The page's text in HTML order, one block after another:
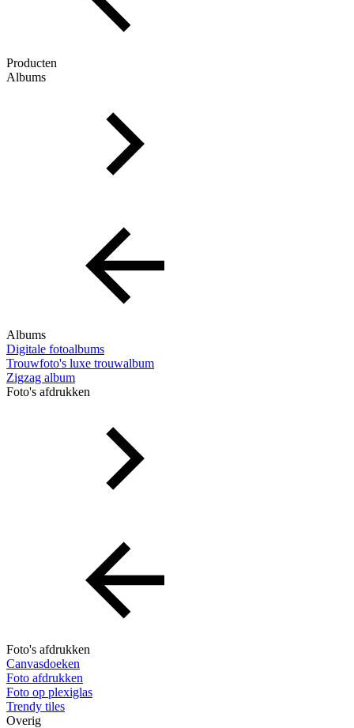
Producten
Albums
Albums
Digitale fotoalbums
Trouwfoto's luxe trouwalbum
Zigzag album
Foto's afdrukken
Foto's afdrukken
Canvasdoeken
Foto afdrukken
Foto op plexiglas
Trendy tiles
Overig